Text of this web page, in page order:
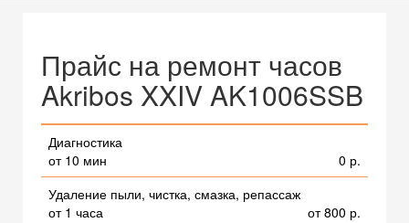
Прайс на ремонт часов
Akribos XXIV AK1006SSB
Диагностика
от 10 мин
0 р.
Удаление пыли, чистка, смазка, репассаж
от 1 часа
от 800 р.